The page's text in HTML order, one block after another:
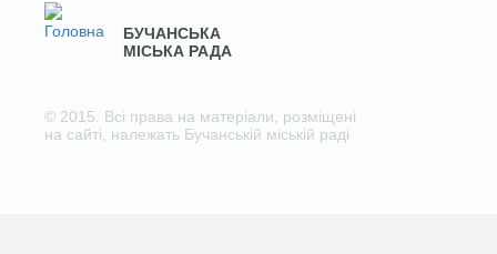
БУЧАНСЬКА
МІСЬКА РАДА
© 2015. Всі права на матеріали, розміщені
на сайті, належать Бучанській міській раді